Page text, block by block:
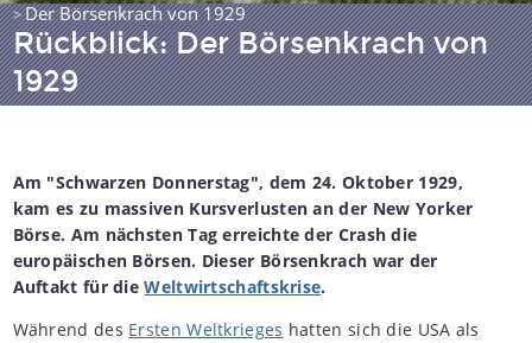
>Der Börsenkrach von 1929
Rückblick: Der Börsenkrach von
1929
Am "Schwarzen Donnerstag", dem 24. Oktober 1929,
kam es zu massiven Kursverlusten an der New Yorker
Börse. Am nächsten Tag erreichte der Crash die
europäischen Börsen. Dieser Börsenkrach war der
Auftakt für dieWeltwirtschaftskrise.
Während des Ersten Weltkrieges hatten sich die USA als